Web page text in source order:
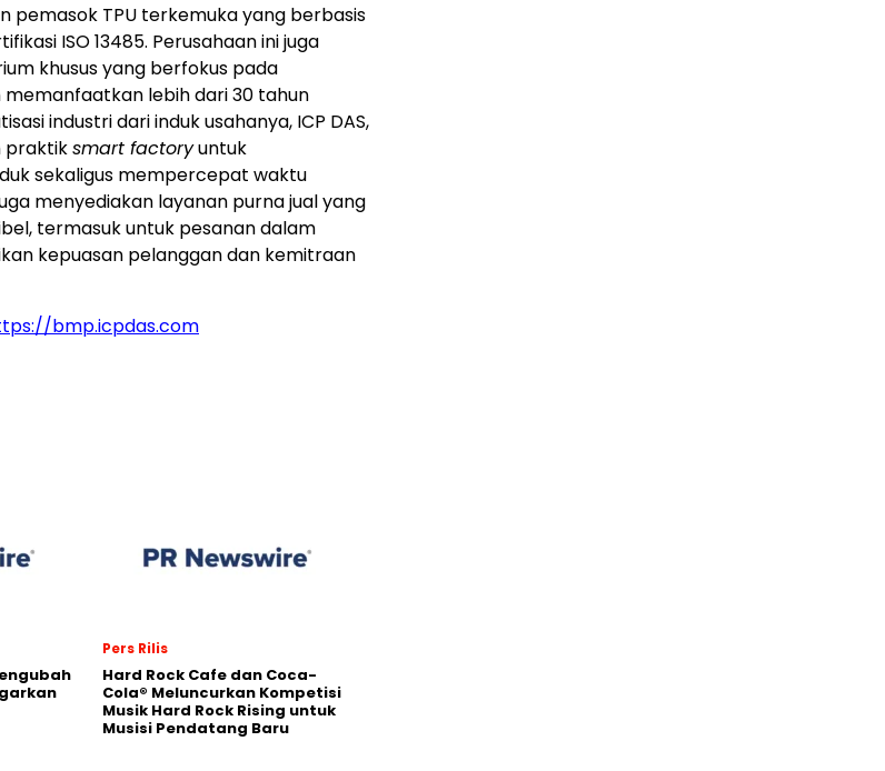
pemasok TPU terkemuka yang berbasis
ISO 13485. Perusahaan ini juga
khusus yang berfokus pada
memanfaatkan lebih dari 30 tahun
industri dari induk usahanya, ICP DAS,
praktiksmart factoryuntuk
sekaligus mempercepat waktu
menyediakan layanan purna jual yang
termasuk untuk pesanan dalam
kepuasan pelanggan dan kemitraan
bmp.icpdas.com
Pers Rilis
Hard Rock Cafe dan Coca-
Cola® Meluncurkan Kompetisi
Musik Hard Rock Rising untuk
Musisi Pendatang Baru